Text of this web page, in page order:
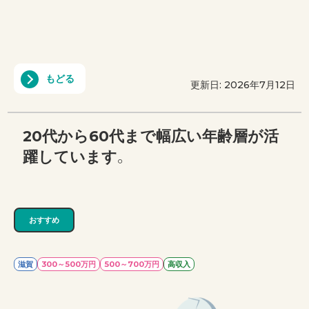
もどる 更新日: 2026年7月12日
20代から60代まで幅広い年齢層が活
躍しています。
おすすめ
滋賀 300～500万円 500～700万円 高収入